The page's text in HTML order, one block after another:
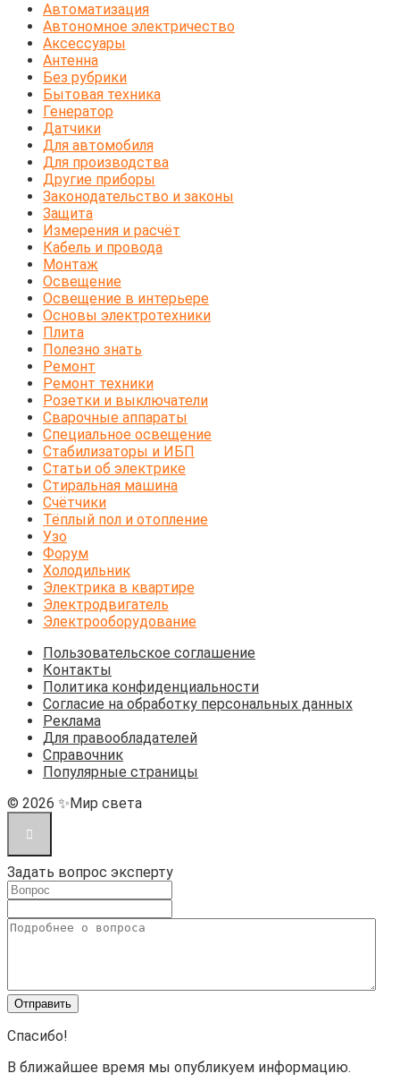
Автоматизация
Автономное электричество
Аксессуары
Антенна
Без рубрики
Бытовая техника
Генератор
Датчики
Для автомобиля
Для производства
Другие приборы
Законодательство и законы
Защита
Измерения и расчёт
Кабель и провода
Монтаж
Освещение
Освещение в интерьере
Основы электротехники
Плита
Полезно знать
Ремонт
Ремонт техники
Розетки и выключатели
Сварочные аппараты
Специальное освещение
Стабилизаторы и ИБП
Статьи об электрике
Стиральная машина
Счётчики
Тёплый пол и отопление
Узо
Форум
Холодильник
Электрика в квартире
Электродвигатель
Электрооборудование
Пользовательское соглашение
Контакты
Политика конфиденциальности
Согласие на обработку персональных данных
Реклама
Для правообладателей
Справочник
Популярные страницы
© 2026 ✨Мир света
Задать вопрос эксперту
Спасибо!
В ближайшее время мы опубликуем информацию.